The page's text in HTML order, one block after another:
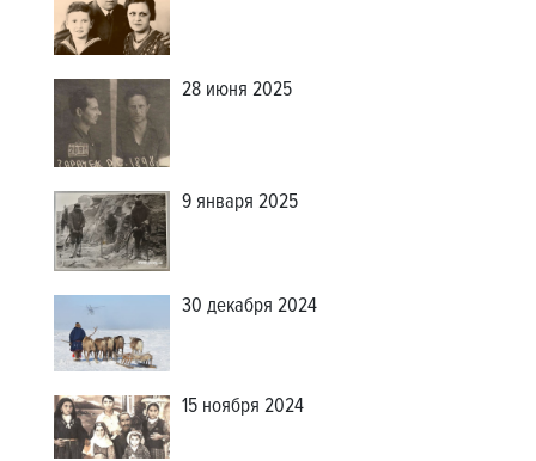
28 июня 2025
9 января 2025
30 декабря 2024
15 ноября 2024